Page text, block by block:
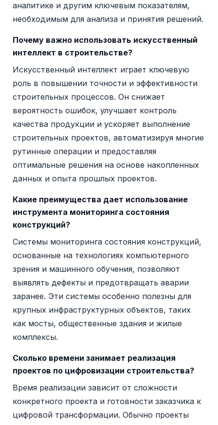
аналитике и другим ключевым показателям,
необходимым для анализа и принятия решений.
Почему важно использовать искусственный
интеллект в строительстве?
Искусственный интеллект играет ключевую
роль в повышении точности и эффективности
строительных процессов. Он снижает
вероятность ошибок, улучшает контроль
качества продукции и ускоряет выполнение
строительных проектов, автоматизируя многие
рутинные операции и предоставляя
оптимальные решения на основе накопленных
данных и опыта прошлых проектов.
Какие преимущества дает использование
инструмента мониторинга состояния
конструкций?
Системы мониторинга состояния конструкций,
основанные на технологиях компьютерного
зрения и машинного обучения, позволяют
выявлять дефекты и предотвращать аварии
заранее. Эти системы особенно полезны для
крупных инфраструктурных объектов, таких
как мосты, общественные здания и жилые
комплексы.
Сколько времени занимает реализация
проектов по цифровизации строительства?
Время реализации зависит от сложности
конкретного проекта и готовности заказчика к
цифровой трансформации. Обычно проекты